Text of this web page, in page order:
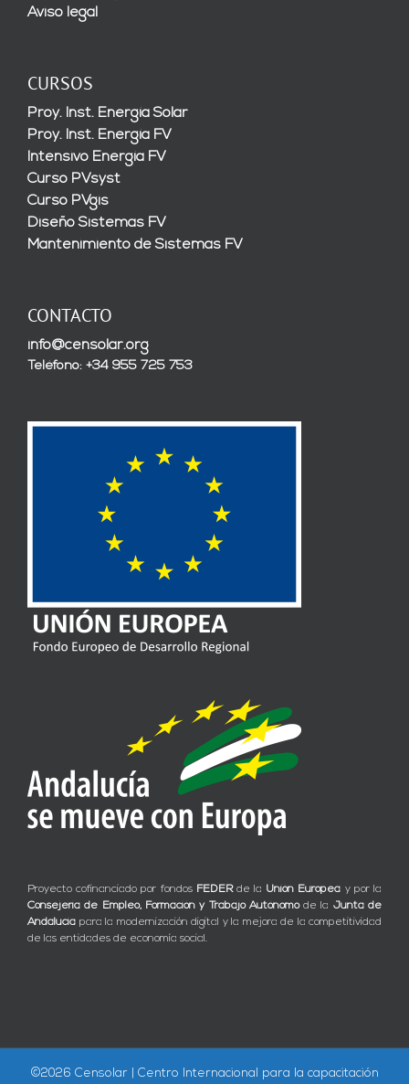
Aviso legal
CURSOS
Proy. Inst. Energía Solar
Proy. Inst. Energía FV
Intensivo Energía FV
Curso PVsyst
Curso PVgis
Diseño Sistemas FV
Mantenimiento de Sistemas FV
CONTACTO
info@censolar.org
Teléfono: +34 955 725 753
Proyecto cofinanciado por fondos FEDERde la Unión Europea y por la
Consejería de Empleo, Formación y Trabajo Autónomode la Junta de
Andalucía para la modernización digital y la mejora de la competitividad
de las entidades de economía social.
©2026 Censolar | Centro Internacional para la capacitación